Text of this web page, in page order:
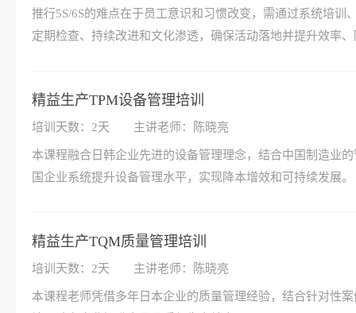
推行5S/6S的难点在于员工意识和习惯改变，需通过系统培
定期检查、持续改进和文化渗透，确保活动落地并提升效率
精益生产TPM设备管理培训
培训天数：2天 主讲老师：陈晓亮
本课程融合日韩企业先进的设备管理理念，结合中国制造业
国企业系统提升设备管理水平，实现降本增效和可持续发展。
精益生产TQM质量管理培训
培训天数：2天 主讲老师：陈晓亮
本课程老师凭借多年日本企业的质量管理经验，结合针对性